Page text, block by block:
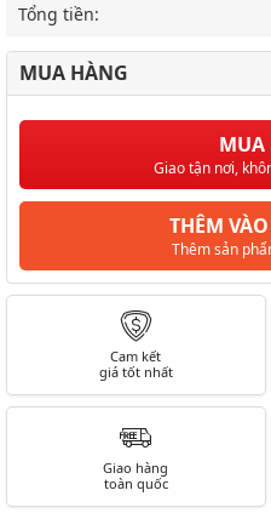
Tổng tiền:
MUA HÀNG
MUA
Giao tận nơi,
THÊM
Thêm sản
Cam kết
giá tốt nhất
Giao hàng
toàn quốc